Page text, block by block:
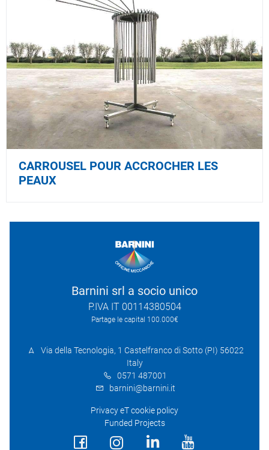
CARROUSEL POUR ACCROCHER LES
PEAUX
Barnini srl a socio unico
P.IVA IT 00114380504
Partage le capital 100.000€
Via della Tecnologia, 1 Castelfranco di Sotto (PI) 56022
Italy
0571 487001
barnini@barnini.it
Privacy eT cookie policy
Funded Projects